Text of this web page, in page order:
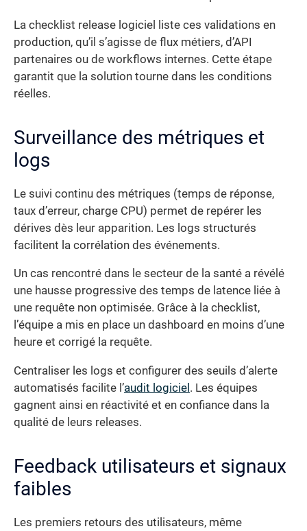
La checklist release logiciel liste ces validations en
production, qu’il s’agisse de flux métiers, d’API
partenaires ou de workflows internes. Cette étape
garantit que la solution tourne dans les conditions
réelles.
Surveillance des métriques et
logs
Le suivi continu des métriques (temps de réponse,
taux d’erreur, charge CPU) permet de repérer les
dérives dès leur apparition. Les logs structurés
facilitent la corrélation des événements.
Un cas rencontré dans le secteur de la santé a révélé
une hausse progressive des temps de latence liée à
une requête non optimisée. Grâce à la checklist,
l’équipe a mis en place un dashboard en moins d’une
heure et corrigé la requête.
Centraliser les logs et configurer des seuils d’alerte
automatisés facilite l’audit logiciel . Les équipes
gagnent ainsi en réactivité et en confiance dans la
qualité de leurs releases.
Feedback utilisateurs et signaux
faibles
Les premiers retours des utilisateurs, même